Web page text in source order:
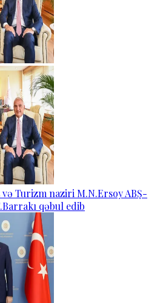
Turizm naziri M.N.Ersoy ABŞ-
qəbul edib